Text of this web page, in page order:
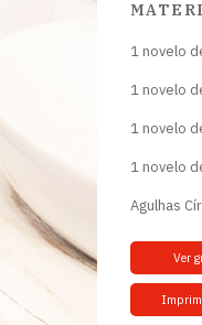
1 novelo
1 novelo
1 novelo
1 novelo
Agulhas
Ver